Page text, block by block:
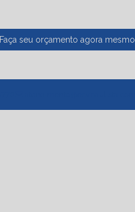
Faça seu orçamento agora mesmo